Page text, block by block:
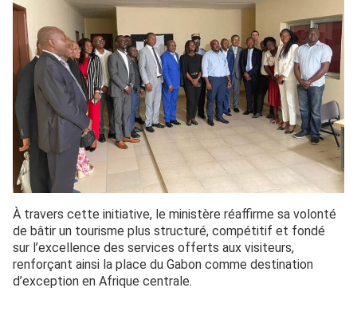
À travers cette initiative, le ministère réaffirme sa volonté
de bâtir un tourisme plus structuré, compétitif et fondé
sur l’excellence des services offerts aux visiteurs,
renforçant ainsi la place du Gabon comme destination
d’exception en Afrique centrale.